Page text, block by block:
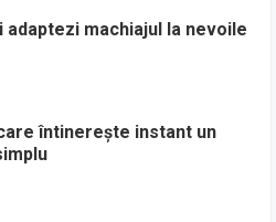
adaptezi machiajul la nevoile
întinerește instant un